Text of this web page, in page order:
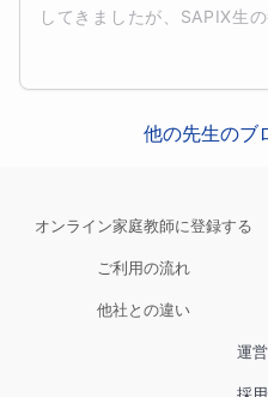
してきましたが、SAPIX生
他の先生のブ
オンライン家庭教師に登録する
ご利用の流れ
他社との違い
運